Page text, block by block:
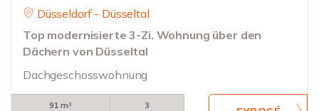
Düsseldorf - Düsseltal
Top modernisierte 3-Zi. Wohnung über den
Dächern von Düsseltal
Dachgeschosswohnung
91 m²
3